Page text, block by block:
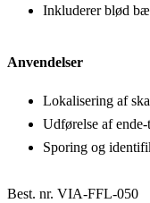
Inkluderer blød
Anvendelser
Lokalisering af
Udførelse af
Sporing og
Best. nr. VIA-FFL-050